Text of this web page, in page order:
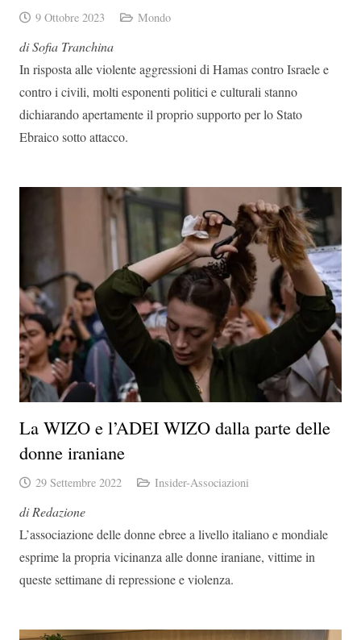
9 Ottobre 2023 Mondo
di Sofia Tranchina
In risposta alle violente aggressioni di Hamas contro Israele e
contro i civili, molti esponenti politici e culturali stanno
dichiarando apertamente il proprio supporto per lo Stato
Ebraico sotto attacco.
La WIZO e l’ADEI WIZO dalla parte delle
donne iraniane
29 Settembre 2022 Insider-Associazioni
di Redazione
L’associazione delle donne ebree a livello italiano e mondiale
esprime la propria vicinanza alle donne iraniane, vittime in
queste settimane di repressione e violenza.